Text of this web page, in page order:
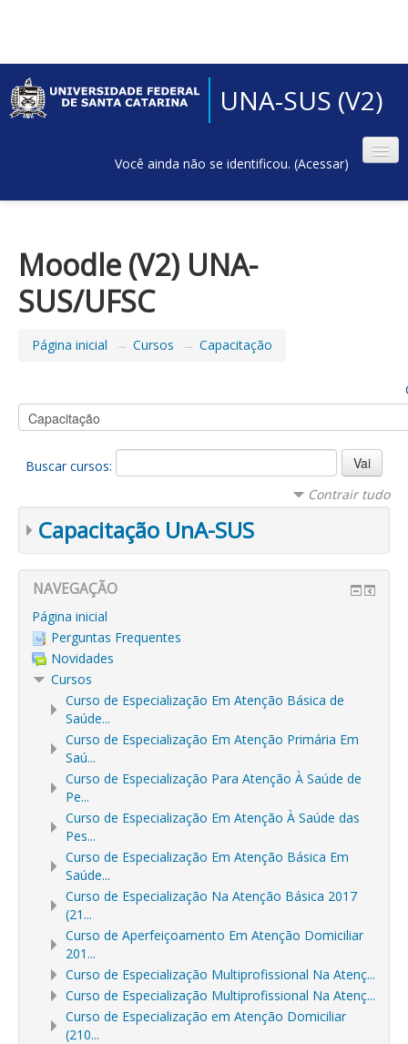
UNA-SUS (V2)
Você ainda não se identificou. (Acessar)
Moodle (V2) UNA-
SUS/UFSC
Página inicial → Cursos → Capacitação
Buscar cursos:
Contrair tudo
Capacitação UnA-SUS
NAVEGAÇÃO
Página inicial
Perguntas Frequentes
Novidades
Cursos
Curso de Especialização Em Atenção Básica de
Saúde...
Curso de Especialização Em Atenção Primária Em
Saú...
Curso de Especialização Para Atenção À Saúde de
Pe...
Curso de Especialização Em Atenção À Saúde das
Pes...
Curso de Especialização Em Atenção Básica Em
Saúde...
Curso de Especialização Na Atenção Básica 2017
(21...
Curso de Aperfeiçoamento Em Atenção Domiciliar
201...
Curso de Especialização Multiprofissional Na Atenç...
Curso de Especialização Multiprofissional Na Atenç...
Curso de Especialização em Atenção Domiciliar
(210...